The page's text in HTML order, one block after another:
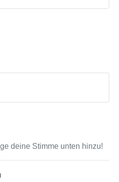
deine Stimme unten hinzu!